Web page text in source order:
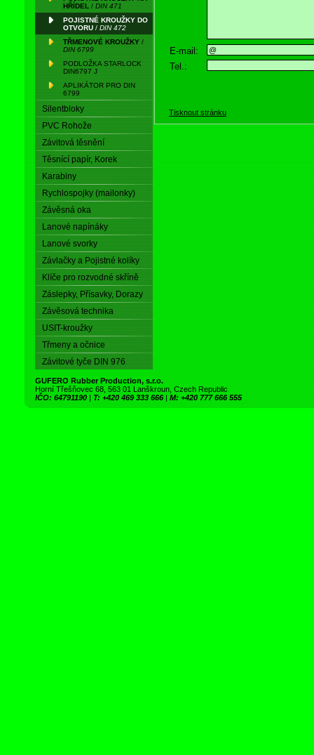
HŘÍDEL / DIN 471
POJISTNÉ KROUŽKY DO
OTVORU / DIN 472
TŘMENOVÉ KROUŽKY /
DIN 6799
PODLOŽKA STARLOCK
DIN6797 J
APLIKÁTOR PRO DIN
6799
Silentbloky
PVC Rohože
Závitová těsnění
Těsnící papír, Korek
Karabiny
Rychlospojky (mailonky)
Závěsná oka
Lanové napínáky
Lanové svorky
Závlačky a Pojistné kolíky
Klíče pro rozvodné skříně
Záslepky, Přísavky, Dorazy
Závěsová technika
USIT-kroužky
Třmeny a očnice
Závitové tyče DIN 976
E-mail:
Tel.:
Tisknout stránku
GUFERO Rubber Production, s.r.o.
Horní Třešňovec 68, 563 01 Lanškroun, Czech Republic
IČO: 64791190 | T: +420 469 333 666 | M: +420 777 666 555